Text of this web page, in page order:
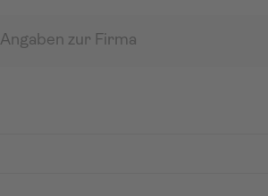
Angaben zur Firma